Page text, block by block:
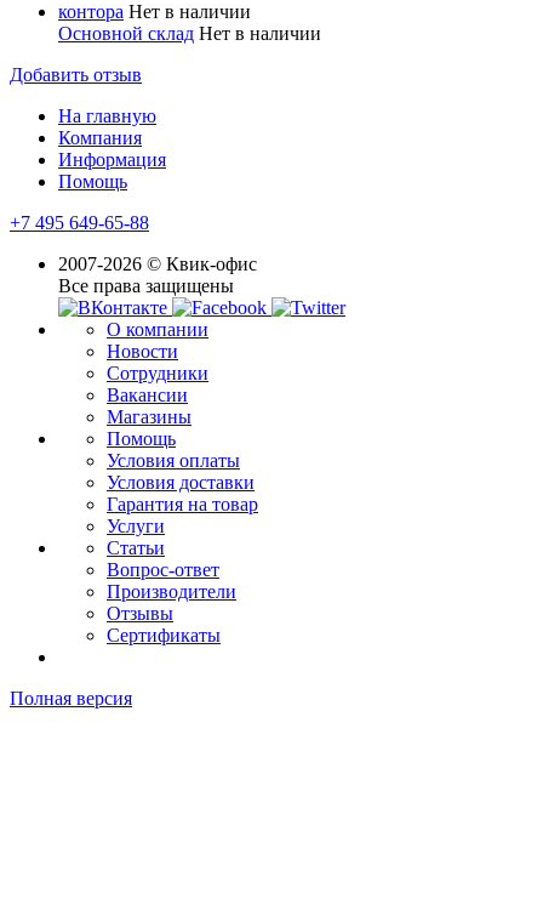
контора Нет в наличии
Основной склад Нет в наличии
Добавить отзыв
На главную
Компания
Информация
Помощь
+7 495 649-65-88
2007-2026 © Квик-офис
Все права защищены
О компании
Новости
Сотрудники
Вакансии
Магазины
Помощь
Условия оплаты
Условия доставки
Гарантия на товар
Услуги
Статьи
Вопрос-ответ
Производители
Отзывы
Сертификаты
Полная версия